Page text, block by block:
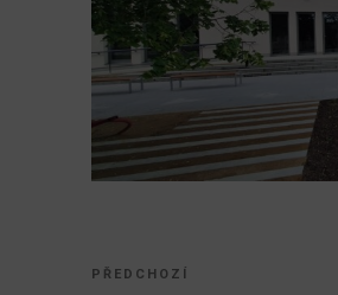
Navigace
Předchozí
PŘEDCHOZÍ